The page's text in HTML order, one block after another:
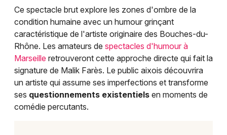
Mon email
Je m'abonne
Ce spectacle brut explore les zones d'ombre de la
condition humaine avec un humour grinçant
caractéristique de l'artiste originaire des Bouches-du-
Rhône. Les amateurs de spectacles d'humour à
Marseille retrouveront cette approche directe qui fait la
signature de Malik Farès. Le public aixois découvrira
un artiste qui assume ses imperfections et transforme
ses questionnements existentiels en moments de
comédie percutants.